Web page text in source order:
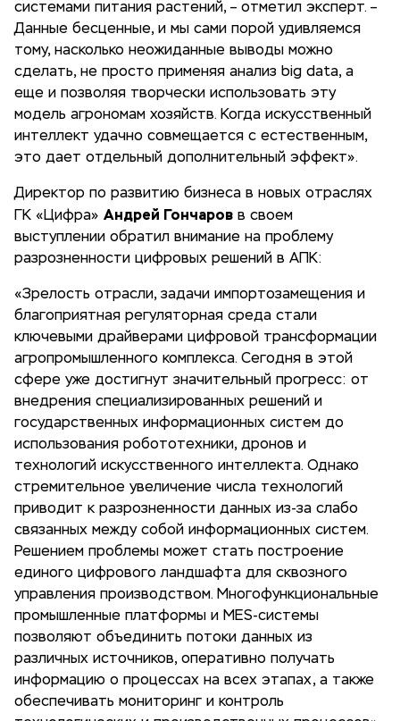
системами питания растений, – отметил эксперт. –
Данные бесценные, и мы сами порой удивляемся
тому, насколько неожиданные выводы можно
сделать, не просто применяя анализ big data, а
еще и позволяя творчески использовать эту
модель агрономам хозяйств. Когда искусственный
интеллект удачно совмещается с естественным,
это дает отдельный дополнительный эффект».
Директор по развитию бизнеса в новых отраслях
ГК «Цифра» Андрей Гончаров в своем
выступлении обратил внимание на проблему
разрозненности цифровых решений в АПК:
«Зрелость отрасли, задачи импортозамещения и
благоприятная регуляторная среда стали
ключевыми драйверами цифровой трансформации
агропромышленного комплекса. Сегодня в этой
сфере уже достигнут значительный прогресс: от
внедрения специализированных решений и
государственных информационных систем до
использования робототехники, дронов и
технологий искусственного интеллекта. Однако
стремительное увеличение числа технологий
приводит к разрозненности данных из-за слабо
связанных между собой информационных систем.
Решением проблемы может стать построение
единого цифрового ландшафта для сквозного
управления производством. Многофункциональные
промышленные платформы и MES-системы
позволяют объединить потоки данных из
различных источников, оперативно получать
информацию о процессах на всех этапах, а также
обеспечивать мониторинг и контроль